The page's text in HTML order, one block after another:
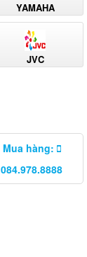
YAMAHA
JVC
Mua hàng:
084.978.8888